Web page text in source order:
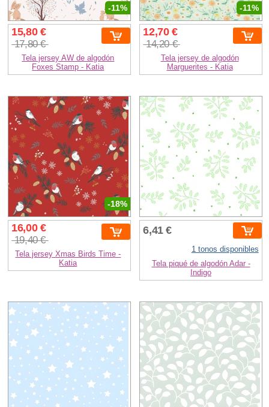
-11%
15,80 €
17,80 €
Tela jersey AW de algodón
Foxes Stamp - Katia
-11%
12,70 €
14,20 €
Tela jersey de algodón
Marguerites - Katia
-18%
16,00 €
19,40 €
Tela jersey Xmas Birds Time -
Katia
6,41 €
1 tonos disponibles
Tela piqué de algodón Adar -
Indigo